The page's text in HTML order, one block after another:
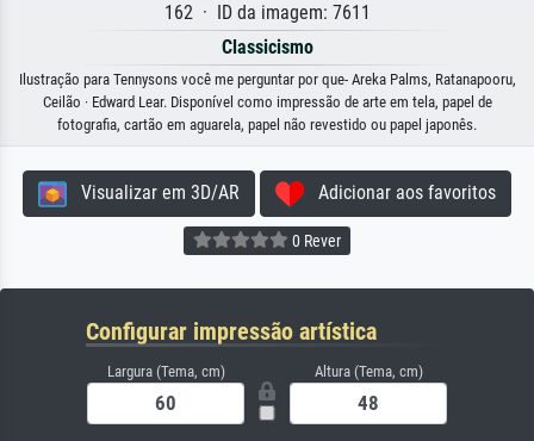
162 · ID da imagem: 7611
Classicismo
Ilustração para Tennysons você me perguntar por que- Areka Palms, Ratanapooru,
Ceilão · Edward Lear. Disponível como impressão de arte em tela, papel de
fotografia, cartão em aguarela, papel não revestido ou papel japonês.
Visualizar em 3D/AR Adicionar aos favoritos
0 Rever
Configurar impressão artística
Largura (Tema, cm) Altura (Tema, cm)